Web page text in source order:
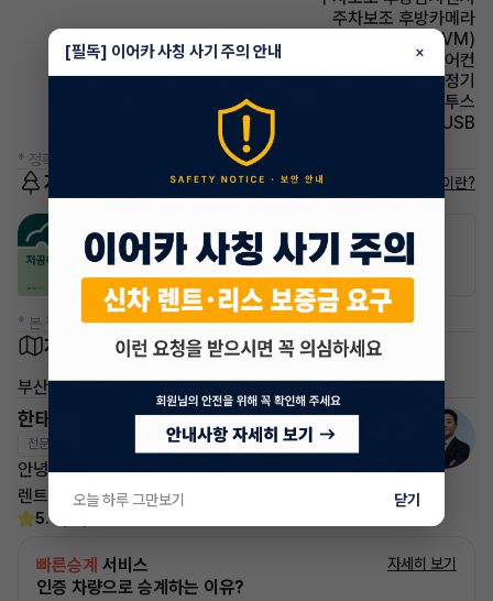
주차보조 후방카메라
주차보조 어라운드뷰(AVM)
에어컨 풀오토에어컨
에어컨 공기청정기
유무선단자 블루투스
유무선단자 USB
* 정확한 정보는 판매자와 반드시 확인하시기 바랍니다.
저공해차량 정보 저공해차량이란?
공항주차장
50% 할인
공영주차장
50% 할인
* 본 정보는 지자체마다 다를 수 있으니 실제 정보와 확인해 주세요.
차량 위치
부산 동래구
한태현 매니저
전문교육수료 자격인증완료
안녕하세요! 이어카 승계전문가 한태현입니다.
렌트, 리스 승계 깔끔하게 해결해 드리겠습니다!
5.0
빠른승계 서비스
인증 차량으로 승계하는 이유?
자세히 보기
[필독] 이어카 사칭 사기 주의 안내 ×
오늘 하루 그만보기 닫기